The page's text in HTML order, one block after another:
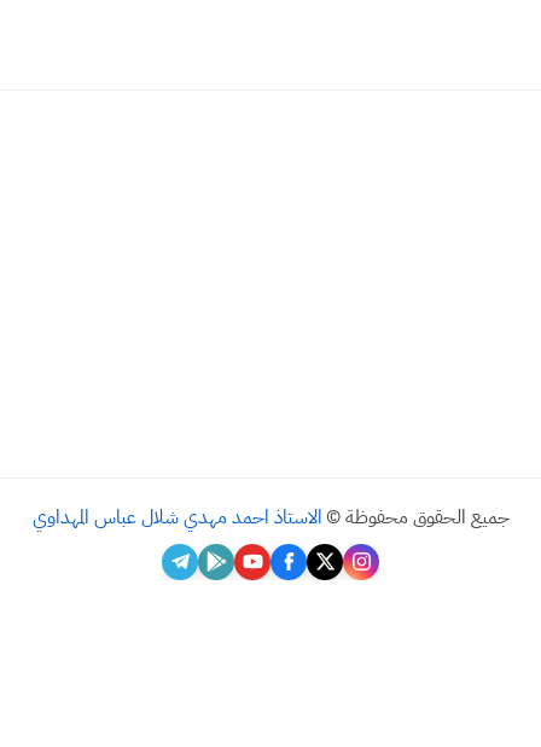
الحقوق محفوظة ©الاستاذ احمد مهدي شلال عباس المهداوي